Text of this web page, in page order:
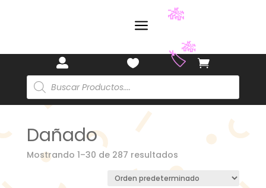
a
 

Búsqueda
de
productos
Dañado
Mostrando 1–30 de 287 resultados
🏷️
🎋